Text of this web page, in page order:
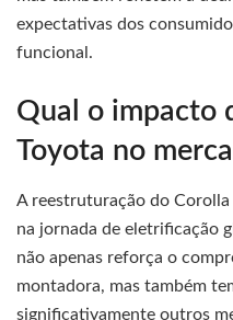
expectativas dos
funcional.
Qual o impacto
Toyota no
A reestruturação do
na jornada de eletrificação
não apenas reforça o
montadora, mas também
significativamente outros